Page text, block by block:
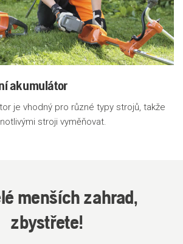
akumulátor
je vhodný pro různé typy strojů, takže
stroji vyměňovat.
menších zahrad,
zbystřete!